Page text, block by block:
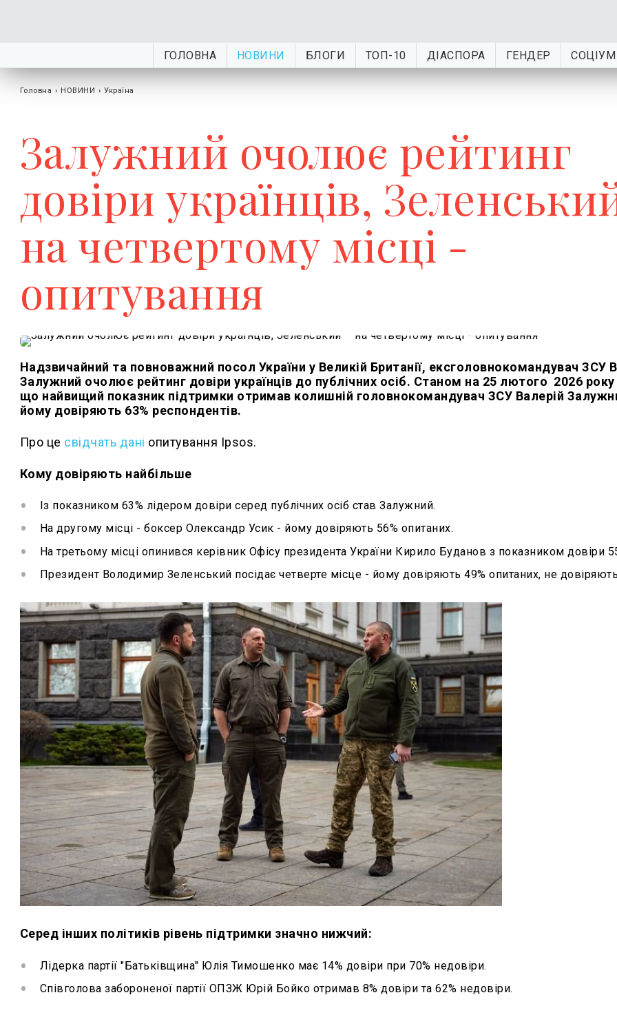
ГОЛОВНА НОВИНИ БЛОГИ ТОП-10 ДІАСПОРА ГЕНДЕР СОЦІУМ
Головна › НОВИНИ › Україна
Залужний очолює рейтинг
довіри українців,
на четвертому місці -
опитування
Надзвичайний та повноважний посол України у Великій Британії, ексголовнокомандувач ЗСУ
Залужний очолює рейтинг довіри українців до публічних осіб. Станом на 25 лютого 2026
що найвищий показник підтримки отримав колишній головнокомандувач ЗСУ Валерій
йому довіряють 63% респондентів.
Про це свідчать дані опитування Іpsos.
Кому довіряють найбільше
Із показником 63% лідером довіри серед публічних осіб став Залужний.
На другому місці - боксер Олександр Усик - йому довіряють 56% опитаних.
На третьому місці опинився керівник Офісу президента України Кирило Буданов з показником довіри
Президент Володимир Зеленський посідає четверте місце - йому довіряють 49% опитаних, не
Серед інших політиків рівень підтримки значно нижчий:
Лідерка партії "Батьківщина" Юлія Тимошенко має 14% довіри при 70% недовіри.
Співголова забороненої партії ОПЗЖ Юрій Бойко отримав 8% довіри та 62% недовіри.